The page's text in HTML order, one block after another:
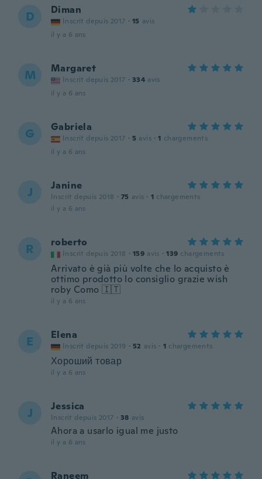
D Diman
Inscrit depuis 2017 · 15 avis
il y a 6 ans
M Margaret
Inscrit depuis 2017 · 334 avis
il y a 6 ans
G Gabriela
Inscrit depuis 2017 · 5 avis · 1 chargements
il y a 6 ans
J Janine
Inscrit depuis 2018 · 75 avis · 1 chargements
il y a 6 ans
R roberto
Inscrit depuis 2018 · 159 avis · 139 chargements
Arrivato è già più volte che lo acquisto è
ottimo prodotto lo consiglio grazie wish
roby Como 🇮🇹
il y a 6 ans
E Elena
Inscrit depuis 2019 · 52 avis · 1 chargements
Хороший товар
il y a 6 ans
J Jessica
Inscrit depuis 2017 · 38 avis
Ahora a usarlo igual me justo
il y a 6 ans
Raneem